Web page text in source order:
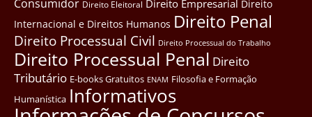
Consumidor Direito Eleitoral Direito Empresarial Direito
Internacional e Direitos Humanos Direito Penal
Direito Processual Civil Direito Processual do Trabalho
Direito Processual Penal Direito
Tributário E-books Gratuitos ENAM Filosofia e Formação
Humanística Informativos